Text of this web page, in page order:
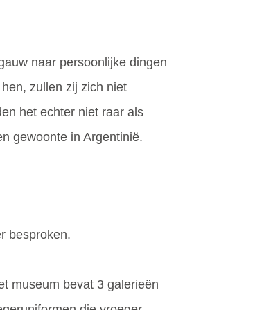
naar persoonlijke dingen
zullen zij zich niet
het echter niet raar als
gewoonte in Argentinië.
besproken.
museum bevat 3 galerieën